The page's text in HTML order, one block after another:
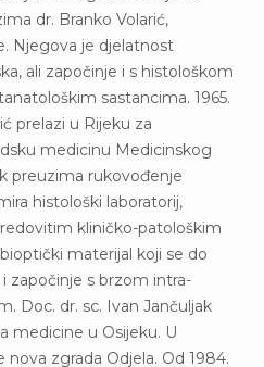
dr. Branko Volarić,
Njegova je djelatnost
ali započinje i s histološkom
sastancima. 1965.
prelazi u Rijeku za
medicinu Medicinskog
preuzima rukovođenje
histološki laboratorij,
kliničko-patološkim
materijal koji se do
započinje s brzom intra-
Doc. dr. sc. Ivan Jančuljak
medicine u Osijeku. U
nova zgrada Odjela. Od 1984.